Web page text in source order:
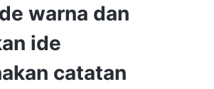
warna dan
ide
catatan